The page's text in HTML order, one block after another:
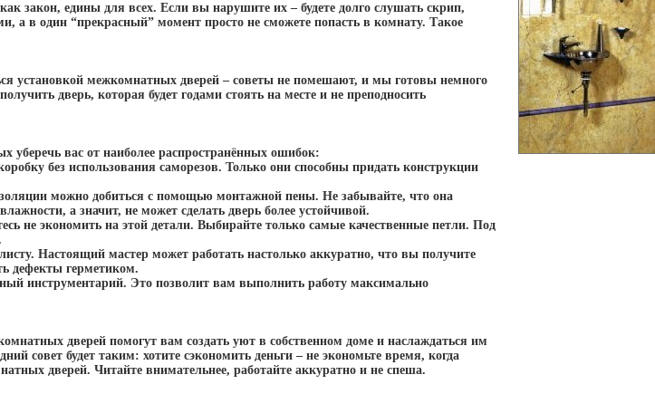
закон, едины для всех. Если вы нарушите их – будете долго слушать скрип,
в один “прекрасный” момент просто не сможете попасть в комнату. Такое
установкой межкомнатных дверей – советы не помешают, и мы готовы немного
дверь, которая будет годами стоять на месте и не преподносить
уберечь вас от наиболее распространённых ошибок:
без использования саморезов. Только они способны придать конструкции
можно добиться с помощью монтажной пены. Не забывайте, что она
а значит, не может сделать дверь более устойчивой.
не экономить на этой детали. Выбирайте только самые качественные петли. Под
Настоящий мастер может работать настолько аккуратно, что вы получите
дефекты герметиком.
инструментарий. Это позволит вам выполнить работу максимально
дверей помогут вам создать уют в собственном доме и наслаждаться им
совет будет таким: хотите сэкономить деньги – не экономьте время, когда
дверей. Читайте внимательнее, работайте аккуратно и не спеша.